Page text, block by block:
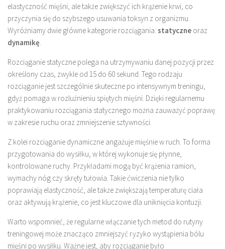
elastyczność mięśni, ale także zwiększyć ich krążenie krwi, co
przyczynia się do szybszego usuwania toksyn z organizmu.
Wyróżniamy dwie główne kategorie rozciągania: statyczne oraz
dynamikę.
Rozciąganie statyczne polega na utrzymywaniu danej pozycji przez
określony czas, zwykle od 15 do 60 sekund. Tego rodzaju
rozciąganie jest szczególnie skuteczne po intensywnym treningu,
gdyż pomaga w rozluźnieniu spiętych mięśni. Dzięki regularnemu
praktykowaniu rozciągania statycznego można zauważyć poprawę
w zakresie ruchu oraz zmniejszenie sztywności.
Z kolei rozciąganie dynamiczne angażuje mięśnie w ruch. To forma
przygotowania do wysiłku, w której wykonuje się płynne,
kontrolowane ruchy. Przykładami mogą być krążenia ramion,
wymachy nóg czy skręty tułowia. Takie ćwiczenia nie tylko
poprawiają elastyczność, ale także zwiększają temperaturę ciała
oraz aktywują krążenie, co jest kluczowe dla uniknięcia kontuzji.
Warto wspomnieć, że regularne włączanie tych metod do rutyny
treningowej może znacząco zmniejszyć ryzyko wystąpienia bólu
mięśni po wysiłku. Ważne jest, aby rozciąganie było